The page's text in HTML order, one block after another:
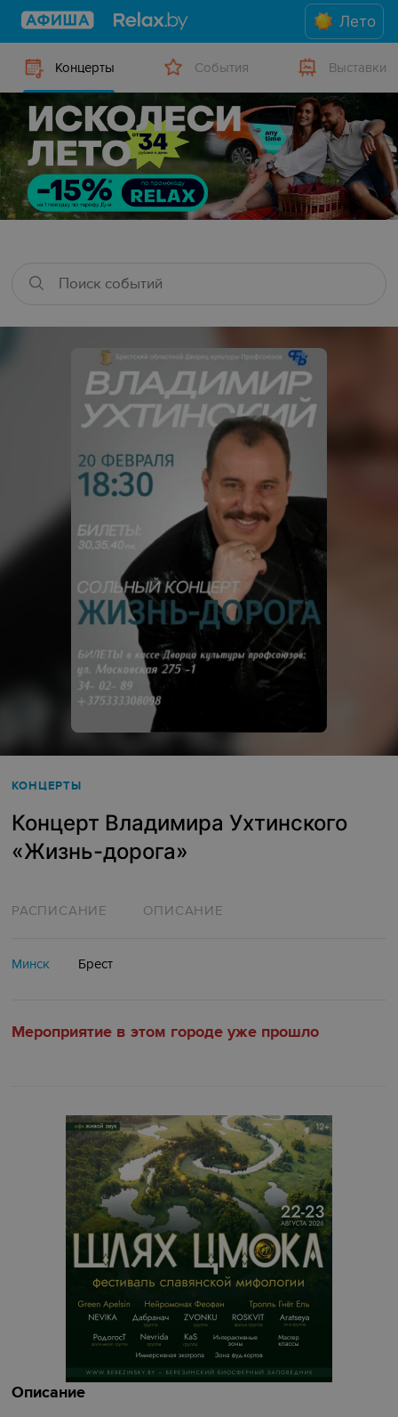
Лето
Концерты События Выставки
КОНЦЕРТЫ
Концерт Владимира Ухтинского
«‎Жизнь-дорога»
РАСПИСАНИЕ ОПИСАНИЕ
Минск Брест
Мероприятие в этом городе уже прошло
Описание